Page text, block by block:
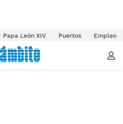
Papa León XIV Puertos Empleo